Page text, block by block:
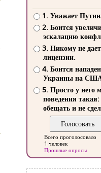
1. Уважает
2. Боится
эскалацию
3. Никому не
лицензии.
4. Боится
Украины на
5. Просто у него
поведения такая:
обещать и не
Всего проголосовало
1 человек
Прошлые опросы